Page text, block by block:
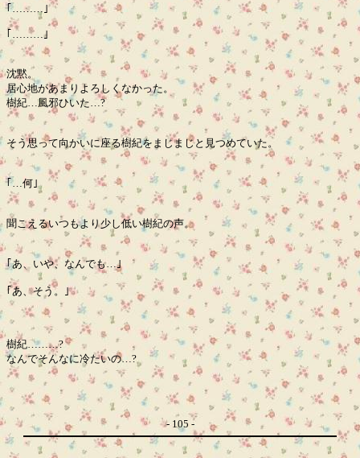
｢………｣
｢………｣
沈黙。
居心地があまりよろしくなかった。
樹紀…風邪ひいた…?
そう思って向かいに座る樹紀をまじまじと見つめていた。
｢…何｣
聞こえるいつもより少し低い樹紀の声。
｢あ、いや、なんでも…｣
｢あ、そう。｣
樹紀………?
なんでそんなに冷たいの…?
- 105 -